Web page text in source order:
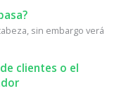
sin embargo verá
clientes o el